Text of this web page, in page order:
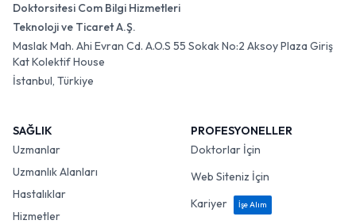
Doktorsitesi Com Bilgi Hizmetleri
Teknoloji ve Ticaret A.Ş.
Maslak Mah. Ahi Evran Cd. A.O.S 55 Sokak No:2 Aksoy Plaza Giriş
Kat Kolektif House
İstanbul, Türkiye
SAĞLIK
Uzmanlar
Uzmanlık Alanları
Hastalıklar
Hizmetler
PROFESYONELLER
Doktorlar İçin
Web Siteniz İçin
Kariyer
İşe Alım